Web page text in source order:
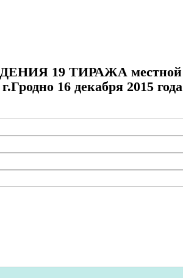
19 ТИРАЖА местной
16 декабря 2015 года